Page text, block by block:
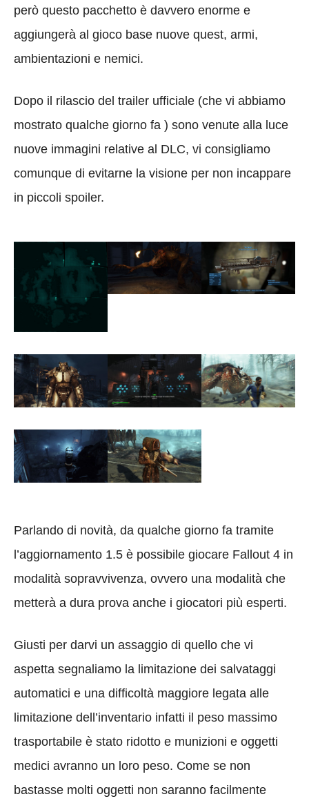
però questo pacchetto è davvero enorme e
aggiungerà al gioco base nuove quest, armi,
ambientazioni e nemici.
Dopo il rilascio del trailer ufficiale (che vi abbiamo
mostrato qualche giorno fa ) sono venute alla luce
nuove immagini relative al DLC, vi consigliamo
comunque di evitarne la visione per non incappare
in piccoli spoiler.
Parlando di novità, da qualche giorno fa tramite
l’aggiornamento 1.5 è possibile giocare Fallout 4 in
modalità sopravvivenza, ovvero una modalità che
metterà a dura prova anche i giocatori più esperti.
Giusti per darvi un assaggio di quello che vi
aspetta segnaliamo la limitazione dei salvataggi
automatici e una difficoltà maggiore legata alle
limitazione dell’inventario infatti il peso massimo
trasportabile è stato ridotto e munizioni e oggetti
medici avranno un loro peso. Come se non
bastasse molti oggetti non saranno facilmente